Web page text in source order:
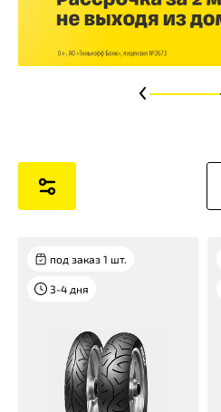
под заказ 1 шт.
3-4 дня